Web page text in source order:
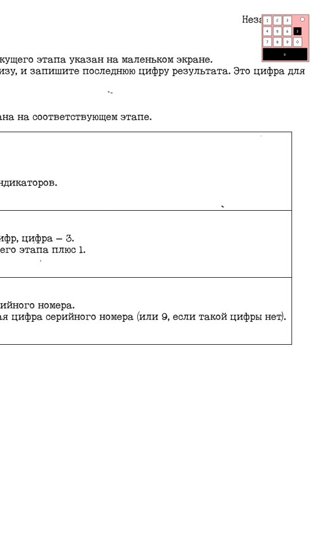
Незабудка
этапа указан на маленьком экране.
и запишите последнюю цифру результата. Это цифра для
на соответствующем этапе.
цифра — 3.
этапа плюс 1.
номера.
цифра серийного номера (или 9, если такой цифры нет).